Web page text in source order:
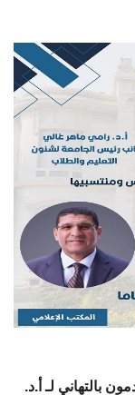
بالتهاني لـ أ.د.